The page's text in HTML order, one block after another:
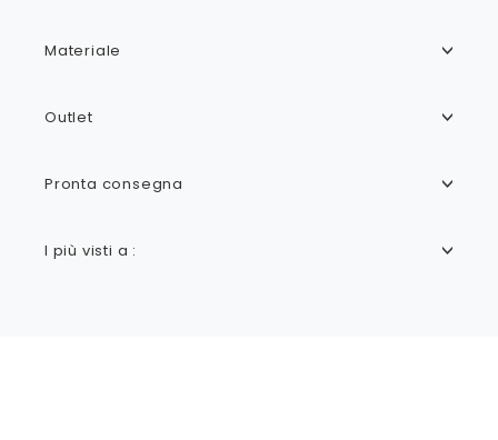
Materiale
Outlet
Pronta consegna
I più visti a :